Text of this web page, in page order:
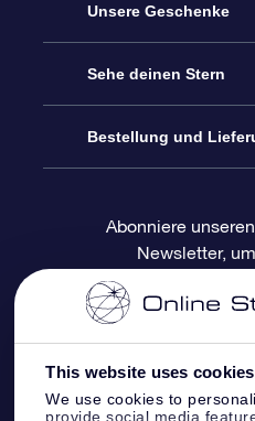
This website uses cookies
We use cookies to
provide social media
Service
Kontakt
Blog
Bewertungen
Unsere Geschenke
Sterne schenken
OSR-Geschenkpaket
OSR-
Firmengeschenke
Sehe deinen Stern
Sternregister
Personalisierte
One Million Stars
OSR-Starsaver
Bestellung und
Zahlungsinformationen
Versandinformationen
Rückgaberecht
Abonniere
Newsletter,